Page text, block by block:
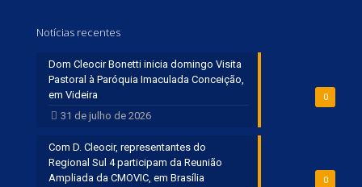
Notícias recentes
0
Dom Cleocir Bonetti inicia domingo Visita
Pastoral à Paróquia Imaculada Conceição,
em Videira
31 de julho de 2026
0
Com D. Cleocir, representantes do
Regional Sul 4 participam da Reunião
Ampliada da CMOVIC, em Brasília